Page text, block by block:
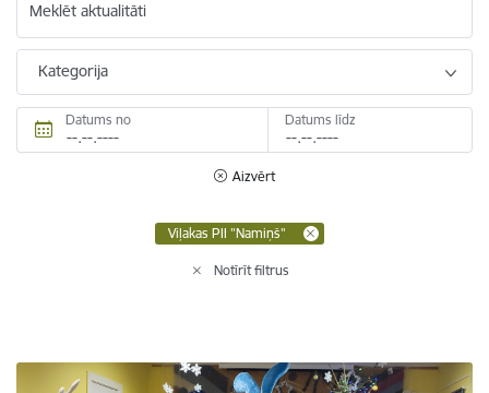
Meklēt aktualitāti
Kategorija
Datums no Datums līdz
Aizvērt
Viļakas PII "Namiņš"
Notīrīt filtrus